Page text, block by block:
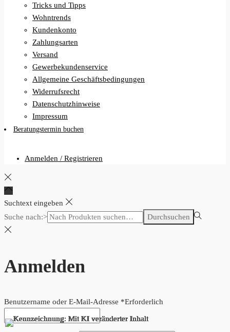
Tricks und Tipps
Wohntrends
Kundenkonto
Zahlungsarten
Versand
Gewerbekundenservice
Allgemeine Geschäftsbedingungen
Widerrufsrecht
Datenschutzhinweise
Impressum
Beratungstermin buchen
Anmelden / Registrieren
Suchtext eingeben
Suche nach:>
Durchsuchen
Anmelden
Benutzername oder E-Mail-Adresse *Erforderlich